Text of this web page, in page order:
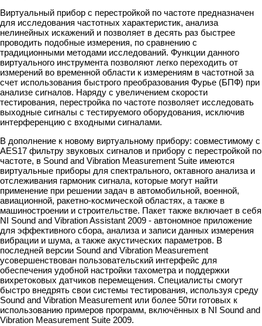
Виртуальный прибор с перестройкой по частоте предназначен
для исследования частотных характеристик, анализа
нелинейных искажений и позволяет в десять раз быстрее
проводить подобные измерения, по сравнению с
традиционными методами исследований. Функции данного
виртуального инструмента позволяют легко переходить от
измерений во временной области к измерениям в частотной за
счет использования быстрого преобразования Фурье (БПФ) при
анализе сигналов. Наряду с увеличением скорости
тестирования, перестройка по частоте позволяет исследовать
выходные сигналы с тестируемого оборудования, исключив
интерференцию с входными сигналами.
В дополнение к новому виртуальному прибору: совместимому c
AES17 фильтру звуковых сигналов и прибору с перестройкой по
частоте, в Sound and Vibration Measurement Suite имеются
виртуальные приборы для спектрального, октавного анализа и
отслеживания гармоник сигнала, которые могут найти
применение при решении задач в автомобильной, военной,
авиационной, ракетно-космической областях, а также в
машиностроении и строительстве. Пакет также включает в себя
NI Sound and Vibration Assistant 2009 - автономное приложение
для эффективного сбора, анализа и записи данных измерения
вибрации и шума, а также акустических параметров. В
последней версии Sound and Vibration Measurement
усовершенствован пользовательский интерфейс для
обеспечения удобной настройки тахометра и поддержки
вихретоковых датчиков перемещения. Специалисты смогут
быстро внедрять свои системы тестирования, используя среду
Sound and Vibration Measurement или более 50ти готовых к
использованию примеров программ, включённых в NI Sound and
Vibration Measurement Suite 2009.